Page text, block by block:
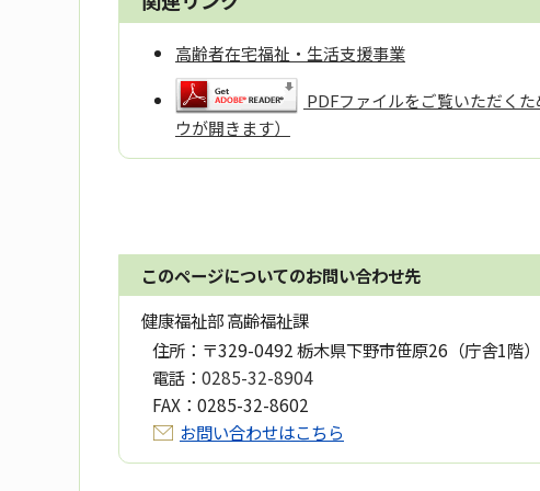
高齢者在宅福祉・生活支援事業
PDFファイルをご覧いただく
ウが開きます）
このページについてのお問い合わせ先
健康福祉部 高齢福祉課
住所： 〒329-0492 栃木県下野市笹原26（庁舎1階）
電話： 0285-32-8904
FAX： 0285-32-8602
お問い合わせはこちら